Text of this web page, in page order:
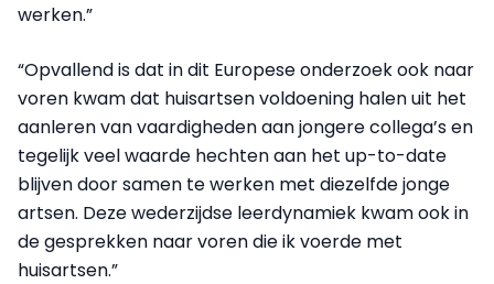
werken.”
“Opvallend is dat in dit Europese onderzoek ook naar
voren kwam dat huisartsen voldoening halen uit het
aanleren van vaardigheden aan jongere collega’s en
tegelijk veel waarde hechten aan het up-to-date
blijven door samen te werken met diezelfde jonge
artsen. Deze wederzijdse leerdynamiek kwam ook in
de gesprekken naar voren die ik voerde met
huisartsen.”